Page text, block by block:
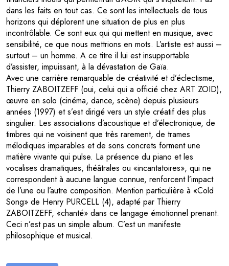
dans les faits en tout cas. Ce sont les intellectuels de tous
horizons qui déplorent une situation de plus en plus
incontrôlable. Ce sont eux qui qui mettent en musique, avec
sensibilité, ce que nous mettrions en mots. L’artiste est aussi –
surtout – un homme. A ce titre il lui est insupportable
d’assister, impuissant, à la dévastation de Gaïa.
Avec une carrière remarquable de créativité et d’éclectisme,
Thierry ZABOITZEFF (oui, celui qui a officié chez ART ZOID),
œuvre en solo (cinéma, dance, scène) depuis plusieurs
années (1997) et s’est dirigé vers un style créatif des plus
singulier. Les associations d’acoustique et d’électronique, de
timbres qui ne voisinent que très rarement, de trames
mélodiques imparables et de sons concrets forment une
matière vivante qui pulse. La présence du piano et les
vocalises dramatiques, théâtrales ou «incantatoires», qui ne
correspondent à aucune langue connue, renforcent l’impact
de l’une ou l’autre composition. Mention particulière à «Cold
Song» de Henry PURCELL (4), adapté par Thierry
ZABOITZEFF, «chanté» dans ce langage émotionnel prenant.
Ceci n’est pas un simple album. C’est un manifeste
philosophique et musical.